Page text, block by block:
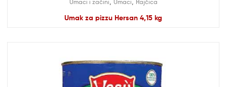
Umaci i začini Umaci Rajčica
Umak za pizzu Hersan 4,15 kg